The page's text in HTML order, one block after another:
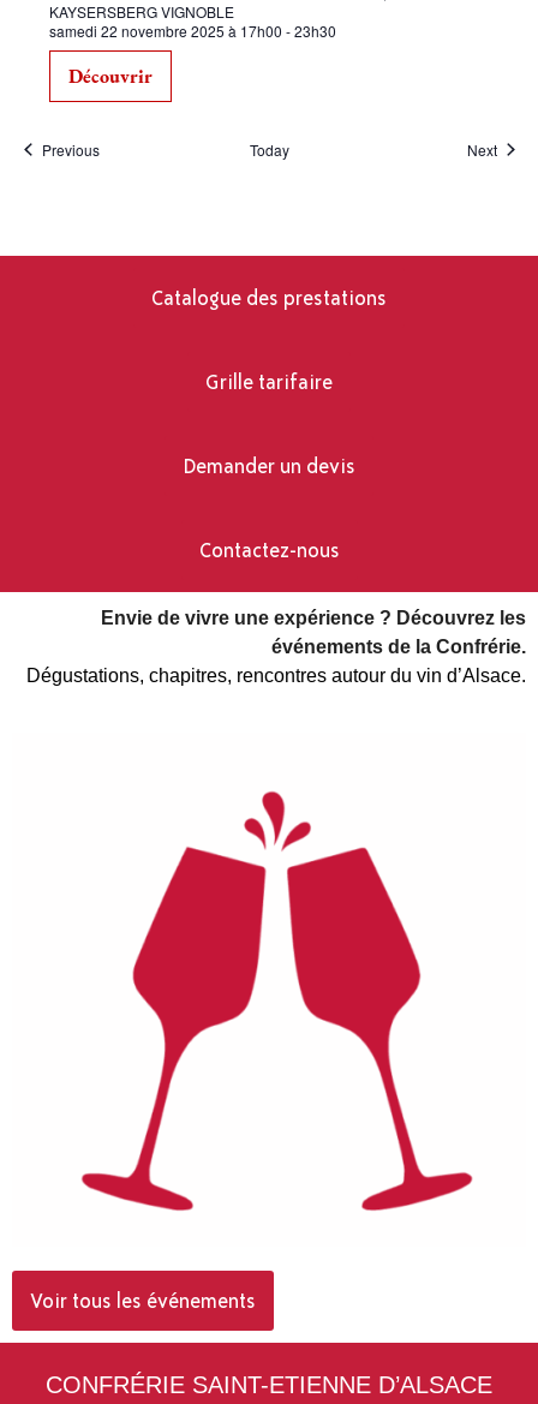
samedi 22 novembre 2025 à 17h00 -23h30
KAYSERSBERG VIGNOBLE
Découvrir
PreviousEvents Today Next
Catalogue des prestations
Grille tarifaire
Demander un devis
Contactez-nous
Envie de vivre une expérience ? Découvrez les
événements de la Confrérie.
Dégustations, chapitres, rencontres autour du vin d’Alsace.
Voir tous les événements
CONFRÉRIE SAINT-ETIENNE D’ALSACE